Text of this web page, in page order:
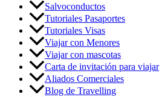
Salvoconductos
Tutoriales Pasaportes
Tutoriales Visas
Viajar con Menores
Viajar con mascotas
Carta de invitación para viajar
Aliados Comerciales
Blog de Travelling